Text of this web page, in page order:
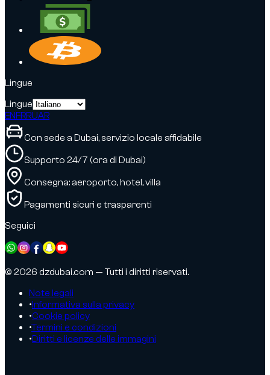
Lingue
Lingue
EN FRRUAR
Con sede a Dubai, servizio locale affidabile
Supporto 24/7 (ora di Dubai)
Consegna: aeroporto, hotel, villa
Pagamenti sicuri e trasparenti
Seguici
© 2026 dzdubai.com — Tutti i diritti riservati.
Note legali
• Informativa sulla privacy
•Cookie policy
•Termini e condizioni
•Diritti e licenze delle immagini